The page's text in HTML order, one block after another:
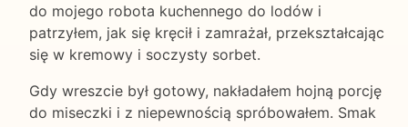
do mojego robota kuchennego do lodów i
patrzyłem, jak się kręcił i zamrażał, przekształcając
się w kremowy i soczysty sorbet.
Gdy wreszcie był gotowy, nakładałem hojną porcję
do miseczki i z niepewnością spróbowałem. Smak